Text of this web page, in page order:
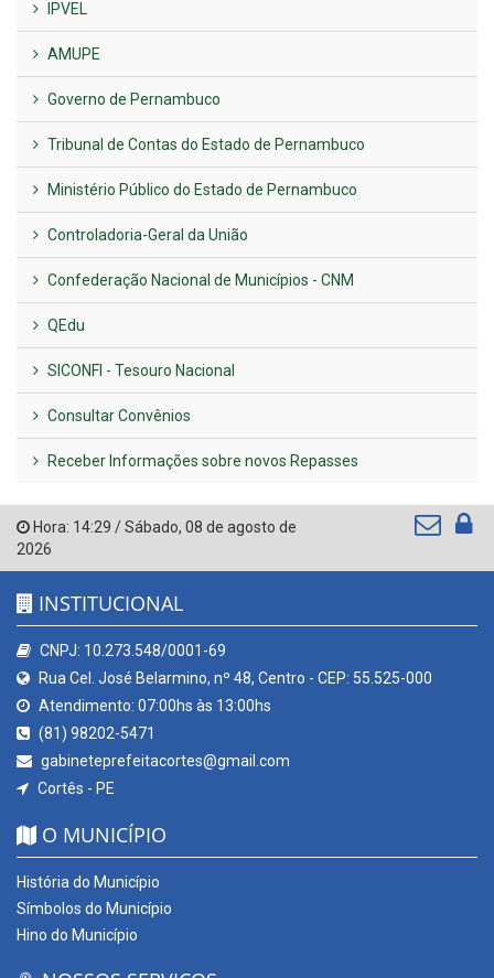
IPVEL
AMUPE
Governo de Pernambuco
Tribunal de Contas do Estado de Pernambuco
Ministério Público do Estado de Pernambuco
Controladoria-Geral da União
Confederação Nacional de Municípios - CNM
QEdu
SICONFI - Tesouro Nacional
Consultar Convênios
Receber Informações sobre novos Repasses
Hora: 14:29 /Sábado, 08 de agosto de
2026
INSTITUCIONAL
CNPJ: 10.273.548/0001-69
Rua Cel. José Belarmino, nº 48, Centro - CEP: 55.525-000
Atendimento: 07:00hs às 13:00hs
(81) 98202-5471
gabineteprefeitacortes@gmail.com
Cortês - PE
O MUNICÍPIO
História do Município
Símbolos do Município
Hino do Município